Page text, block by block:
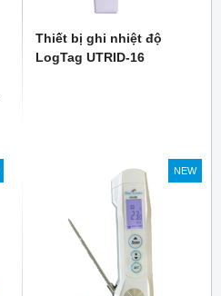
Thiết bị ghi nhiệt độ
LogTag UTRID-16
NEW